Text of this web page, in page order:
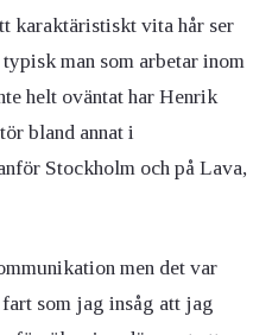
karaktäristiskt vita hår ser
man som arbetar inom
helt oväntat har Henrik
bland annat i
Stockholm och på Lava,
men det var
som jag insåg att jag